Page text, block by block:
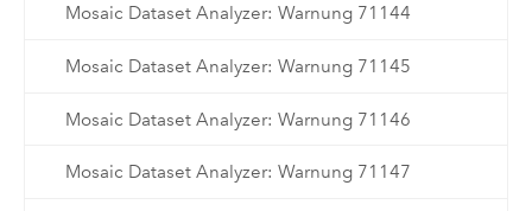
Mosaic Dataset Analyzer: Warnung 71144
Mosaic Dataset Analyzer: Warnung 71145
Mosaic Dataset Analyzer: Warnung 71146
Mosaic Dataset Analyzer: Warnung 71147